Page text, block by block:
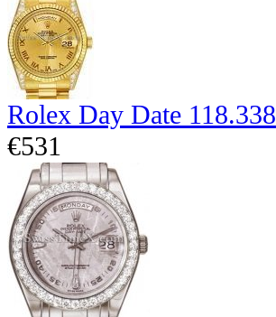
Rolex Day Date 118.338
€531